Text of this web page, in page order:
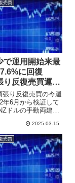
想することなく等間
済を繰り返すこ...
売買
で運用開始来最
に回復
り反復売買運用
9週）
り反復売買の今週
年6月から検証して
ドルの手動両建て
元本50万円をリピ
用し、特に相場の上
ことなく等間隔の注
り返すことで、...
2025.03.15
売買